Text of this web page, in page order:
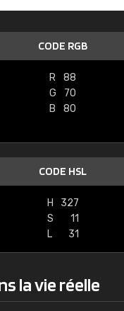
CODE RGB
R
88
G
70
B
80
CODE HSL
H
327
S
11
L
31
la vie réelle